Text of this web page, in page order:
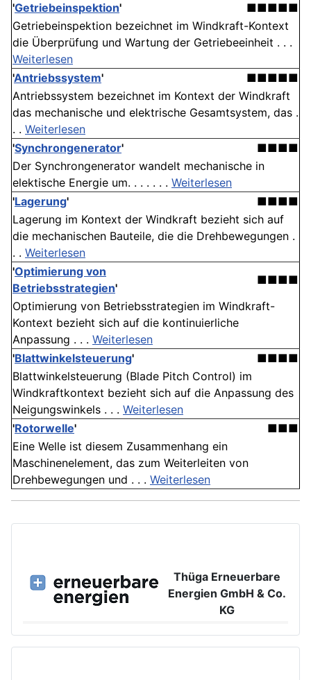
'Getriebeinspektion'
■■■■■
Getriebeinspektion bezeichnet im Windkraft-Kontext
die Überprüfung und Wartung der Getriebeeinheit . . .
Weiterlesen
'Antriebssystem'
■■■■■
Antriebssystem bezeichnet im Kontext der Windkraft
das mechanische und elektrische Gesamtsystem, das .
. . Weiterlesen
'Synchrongenerator'
■■■■
Der Synchrongenerator wandelt mechanische in
elektische Energie um. . . . . . . Weiterlesen
'Lagerung'
■■■■
Lagerung im Kontext der Windkraft bezieht sich auf
die mechanischen Bauteile, die die Drehbewegungen .
. . Weiterlesen
'Optimierung von
Betriebsstrategien'
■■■■
Optimierung von Betriebsstrategien im Windkraft-
Kontext bezieht sich auf die kontinuierliche
Anpassung . . . Weiterlesen
'Blattwinkelsteuerung'
■■■■
Blattwinkelsteuerung (Blade Pitch Control) im
Windkraftkontext bezieht sich auf die Anpassung des
Neigungswinkels . . . Weiterlesen
'Rotorwelle'
■■■
Eine Welle ist diesem Zusammenhang ein
Maschinenelement, das zum Weiterleiten von
Drehbewegungen und . . . Weiterlesen
Thüga Erneuerbare
Energien GmbH & Co.
KG
www.ee.thuega.de